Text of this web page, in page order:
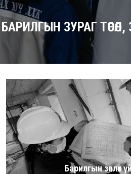
БАРИЛГЫН ЗУРАГ ТӨСӨЛ,
Барилгын зөвлөх